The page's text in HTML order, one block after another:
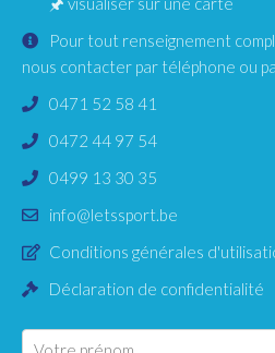
Pour tout renseignement
nous contacter par téléphone ou
0471 52 58 41
0472 44 97 54
0499 13 30 35
info@letssport.be
Conditions générales
Déclaration de confidentialité